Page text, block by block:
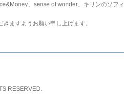
、sense of wonder、キリンのソフィ
ますようお願い申し上げます。